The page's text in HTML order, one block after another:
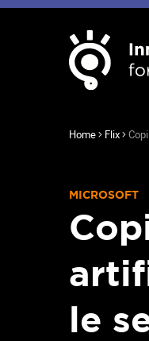
Home Flix
MICROSOFT
le